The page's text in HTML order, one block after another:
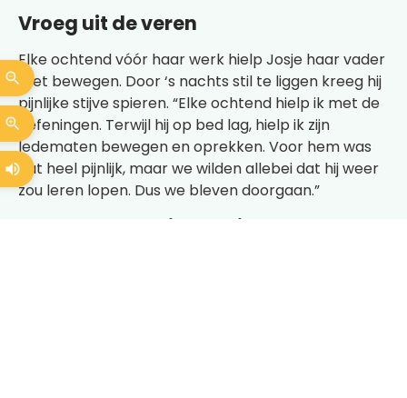
Vroeg uit de veren
Elke ochtend vóór haar werk hielp Josje haar vader
met bewegen. Door ‘s nachts stil te liggen kreeg hij
pijnlijke stijve spieren. “Elke ochtend hielp ik met de
oefeningen. Terwijl hij op bed lag, hielp ik zijn
ledematen bewegen en oprekken. Voor hem was
dat heel pijnlijk, maar we wilden allebei dat hij weer
zou leren lopen. Dus we bleven doorgaan.”
Op de automatische piloot